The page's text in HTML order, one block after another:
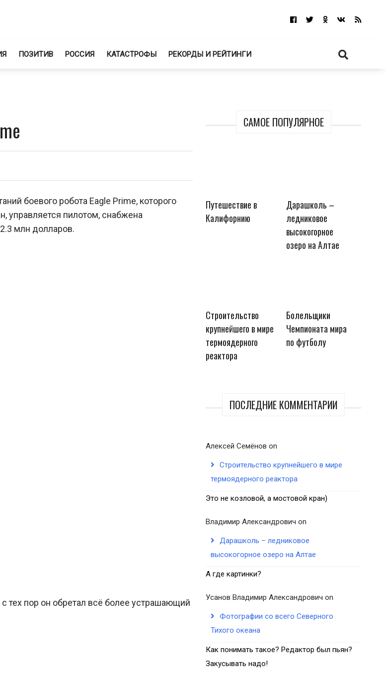
ПОЗИТИВ РОССИЯ КАТАСТРОФЫ РЕКОРДЫ И РЕЙТИНГИ
САМОЕ ПОПУЛЯРНОЕ
Путешествие в
Калифорнию
Дарашколь –
ледниковое
высокогорное
озеро на Алтае
Строительство
крупнейшего в мире
термоядерного
реактора
Болельщики
Чемпионата мира
по футболу
ПОСЛЕДНИЕ КОММЕНТАРИИ
Алексей Семёнов on
Строительство крупнейшего в мире
термоядерного реактора
Это не козловой, а мостовой кран)
Владимир Александрович on
Дарашколь – ледниковое
высокогорное озеро на Алтае
А где картинки?
Усанов Владимир Александрович on
Фотографии со всего Северного
Тихого океана
Как понимать такое? Редактор был пьян?
Закусывать надо!
боевого робота Eagle Prime, которого
управляется пилотом, снабжена
млн долларов.
тех пор он обретал всё более устрашающий